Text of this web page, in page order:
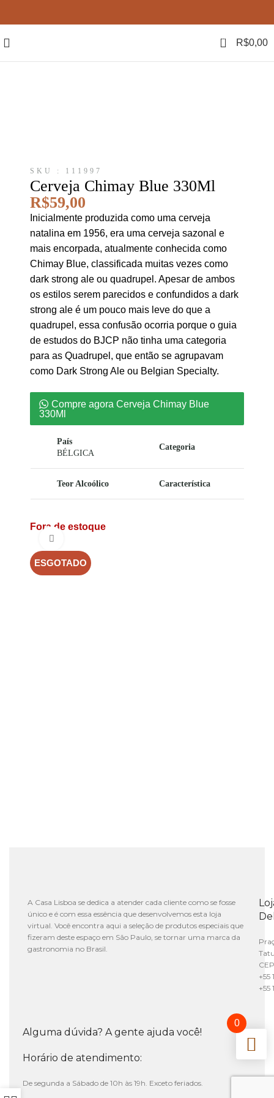
0 R$0,00
ESGOTADO
SKU : 111997
Cerveja Chimay Blue 330Ml
R$59,00
Inicialmente produzida como uma cerveja
natalina em 1956, era uma cerveja sazonal e
mais encorpada, atualmente conhecida como
Chimay Blue, classificada muitas vezes como
dark strong ale ou quadrupel. Apesar de ambos
os estilos serem parecidos e confundidos a dark
strong ale é um pouco mais leve do que a
quadrupel, essa confusão ocorria porque o guia
de estudos do BJCP não tinha uma categoria
para as Quadrupel, que então se agrupavam
como Dark Strong Ale ou Belgian Specialty.
Compre agora Cerveja Chimay Blue
330Ml
País
BÉLGICA
Categoria
Teor Alcoólico Característica
Fora de estoque
A Casa Lisboa se dedica a atender cada cliente como se fosse
único e é com essa essência que desenvolvemos esta loja
virtual. Você encontra aqui a seleção de produtos especiais que
fizeram deste espaço em São Paulo, se tornar uma marca da
gastronomia no Brasil.
+55
+55
Alguma dúvida? A gente ajuda você!
Horário de atendimento:
De segunda a Sábado de 10h às 19h. Exceto feriados.
0